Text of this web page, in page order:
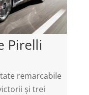
Pirelli
remarcabile
și trei